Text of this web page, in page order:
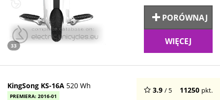
33
PORÓWNAJ
WIĘCEJ
KingSong KS-16A 520 Wh
PREMIERA: 2016-01
3.9 / 5 11250 pkt.